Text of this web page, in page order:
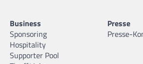
Business
Sponsoring
Hospitality
Supporter Pool
Presse
Presse-